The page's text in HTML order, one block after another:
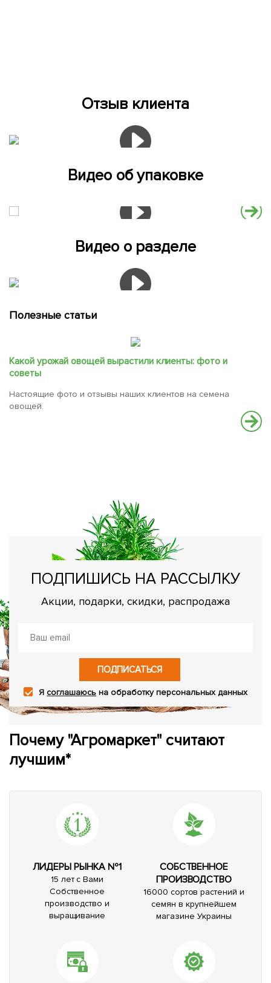
Отзыв клиента
Видео об упаковке
Видео о разделе
Полезные статьи
Какой урожай овощей вырастили клиенты: фото и
советы
Настоящие фото и отзывы наших клиентов на семена
овощей.
ПОДПИШИСЬ НА РАССЫЛКУ
Акции, подарки, скидки, распродажа
ПОДПИСАТЬСЯ
Ясоглашаюсь на обработку персональных данных
Почему "Агромаркет" считают
лучшим*
ЛИДЕРЫ РЫНКА №1
15 лет с Вами
Собственное
производство и
выращивание
СОБСТВЕННОЕ
ПРОИЗВОДСТВО
16000 сортов растений и
семян в крупнейшем
магазине Украины